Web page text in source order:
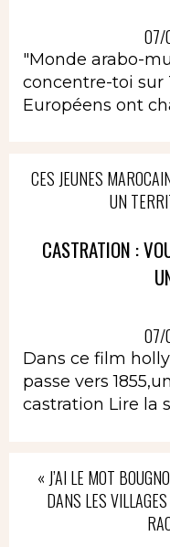
07/
"Monde arabo-
concentre-toi sur
Européens ont
CES JEUNES
UN
CASTRATION :
07/
Dans ce film
passe vers
castration Lire la
« J’AI LE MOT
DANS LES